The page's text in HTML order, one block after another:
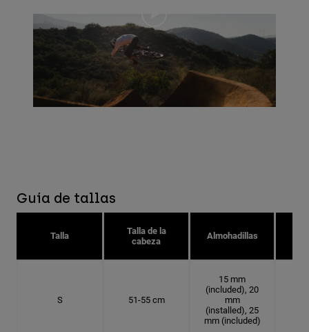
Guía de tallas
Talla
Talla de la
cabeza
Almohadillas
S 51-55 cm
15 mm
(included), 20
mm
(installed), 25
mm (included)